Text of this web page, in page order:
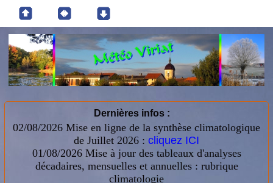
Dernières infos :
02/08/2026 Mise en ligne de la synthèse climatologique
de Juillet 2026 : cliquez ICI
01/08/2026 Mise à jour des tableaux d'analyses
décadaires, mensuelles et annuelles : rubrique
climatologie